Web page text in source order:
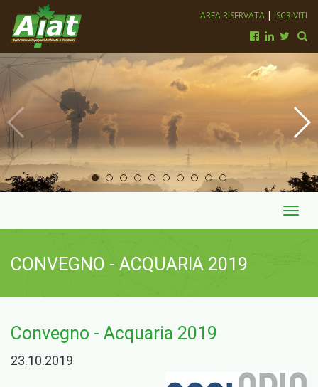
AREA RISERVATA | ISCRIVITI
CONVEGNO - ACQUARIA 2019
Convegno - Acquaria 2019
23.10.2019